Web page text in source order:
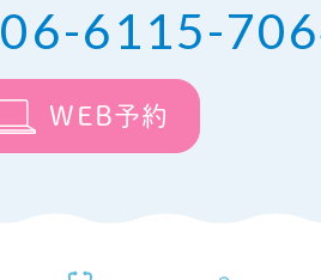
06-6115-
WEB予約